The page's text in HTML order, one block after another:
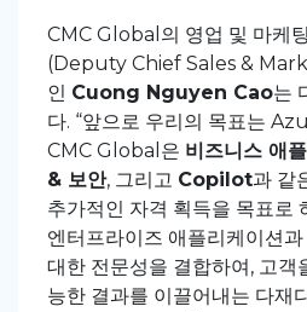
CMC Global의 영업 및 마케
(Deputy Chief Sales &
인 Cuong Nguyen Cao는
다. “앞으로 우리의 목표는
CMC Global은 비즈니스 애
& 보안, 그리고 Copilot과 같
추가적인 자격 획득을 목표로
엔터프라이즈 애플리케이션
대한 전문성을 결합하여, 고객
능한 결과를 이끌어내는 다재